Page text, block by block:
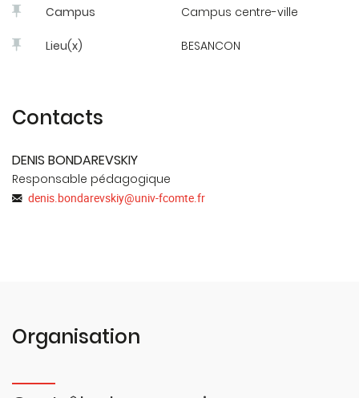
Campus Campus centre-ville
Lieu(x) BESANCON
Contacts
DENIS BONDAREVSKIY
Responsable pédagogique
denis.bondarevskiy@univ-fcomte.fr
Organisation